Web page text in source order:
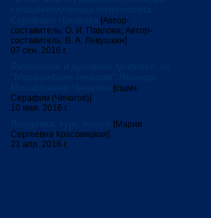
[Автор-
составитель: О. И. Павлова; Автор-
составитель: В. А. Левушкин]
07 сен. 2016 г.
[сщмч.
Серафим (Чичагов)]
10 мая. 2016 г.
[Мария
Сергеевна Красовицкая]
21 апр. 2016 г.